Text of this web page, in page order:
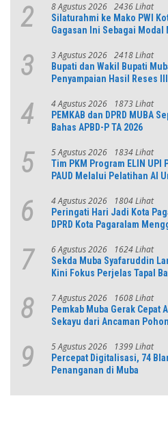
2 8 Agustus 2026 2436 Lihat
Silaturahmi ke Mako PWI
Gagasan Ini Sebagai Modal
3 3 Agustus 2026 2418 Lihat
Bupati dan Wakil Bupati
Penyampaian Hasil Reses
4 4 Agustus 2026 1873 Lihat
PEMKAB dan DPRD MUBA
Bahas APBD-P TA 2026
5 5 Agustus 2026 1834 Lihat
Tim PKM Program ELIN
PAUD Melalui Pelatihan AI
6 4 Agustus 2026 1804 Lihat
Peringati Hari Jadi Kota
DPRD Kota Pagaralam
7 6 Agustus 2026 1624 Lihat
Sekda Muba Syafaruddin
Kini Fokus Perjelas Tapal
8 7 Agustus 2026 1608 Lihat
Pemkab Muba Gerak Cepat
Sekayu dari Ancaman
9 5 Agustus 2026 1399 Lihat
Percepat Digitalisasi, 74
Penanganan di Muba